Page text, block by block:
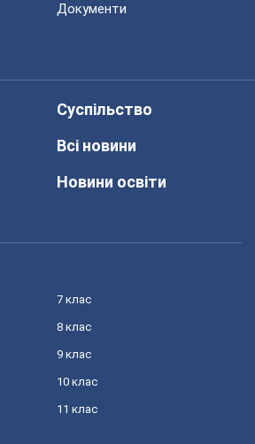
Документи
Суспільство
Всі новини
Новини освіти
7 клас
8 клас
9 клас
10 клас
11 клас